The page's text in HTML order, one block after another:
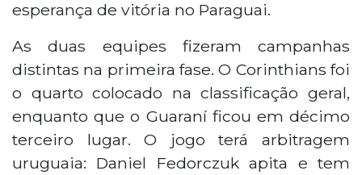
esperança de vitória no Paraguai.
As duas equipes fizeram campanhas
distintas na primeira fase. O Corinthians foi
o quarto colocado na classificação geral,
enquanto que o Guaraní ficou em décimo
terceiro lugar. O jogo terá arbitragem
uruguaia: Daniel Fedorczuk apita e tem